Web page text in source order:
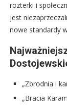
rozterki i
jest
nowe standardy
„Zbrodnia i
„Bracia